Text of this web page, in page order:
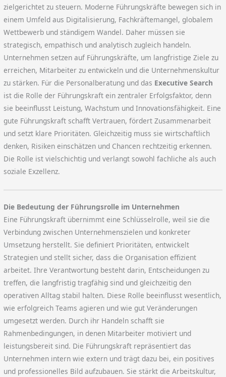
zielgerichtet zu steuern. Moderne Führungskräfte bewegen sich in
einem Umfeld aus Digitalisierung, Fachkräftemangel, globalem
Wettbewerb und ständigem Wandel. Daher müssen sie
strategisch, empathisch und analytisch zugleich handeln.
Unternehmen setzen auf Führungskräfte, um langfristige Ziele zu
erreichen, Mitarbeiter zu entwickeln und die Unternehmenskultur
zu stärken. Für die Personalberatung und das Executive Search
ist die Rolle der Führungskraft ein zentraler Erfolgsfaktor, denn
sie beeinflusst Leistung, Wachstum und Innovationsfähigkeit. Eine
gute Führungskraft schafft Vertrauen, fördert Zusammenarbeit
und setzt klare Prioritäten. Gleichzeitig muss sie wirtschaftlich
denken, Risiken einschätzen und Chancen rechtzeitig erkennen.
Die Rolle ist vielschichtig und verlangt sowohl fachliche als auch
soziale Exzellenz.
Die Bedeutung der Führungsrolle im Unternehmen
Eine Führungskraft übernimmt eine Schlüsselrolle, weil sie die
Verbindung zwischen Unternehmenszielen und konkreter
Umsetzung herstellt. Sie definiert Prioritäten, entwickelt
Strategien und stellt sicher, dass die Organisation effizient
arbeitet. Ihre Verantwortung besteht darin, Entscheidungen zu
treffen, die langfristig tragfähig sind und gleichzeitig den
operativen Alltag stabil halten. Diese Rolle beeinflusst wesentlich,
wie erfolgreich Teams agieren und wie gut Veränderungen
umgesetzt werden. Durch ihr Handeln schafft sie
Rahmenbedingungen, in denen Mitarbeiter motiviert und
leistungsbereit sind. Die Führungskraft repräsentiert das
Unternehmen intern wie extern und trägt dazu bei, ein positives
und professionelles Bild aufzubauen. Sie stärkt die Arbeitskultur,